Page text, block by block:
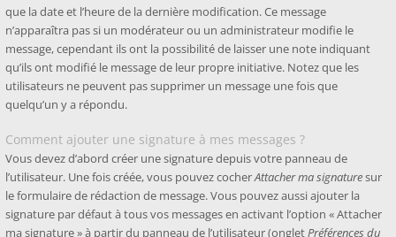
que la date et l’heure de la dernière modification. Ce message
n’apparaîtra pas si un modérateur ou un administrateur modifie le
message, cependant ils ont la possibilité de laisser une note indiquant
qu’ils ont modifié le message de leur propre initiative. Notez que les
utilisateurs ne peuvent pas supprimer un message une fois que
quelqu’un y a répondu.
Comment ajouter une signature à mes messages ?
Vous devez d’abord créer une signature depuis votre panneau de
l’utilisateur. Une fois créée, vous pouvez cocherAttacher ma signaturesur
le formulaire de rédaction de message. Vous pouvez aussi ajouter la
signature par défaut à tous vos messages en activant l’option « Attacher
ma signature » à partir du panneau de l’utilisateur (ongletPréférences du